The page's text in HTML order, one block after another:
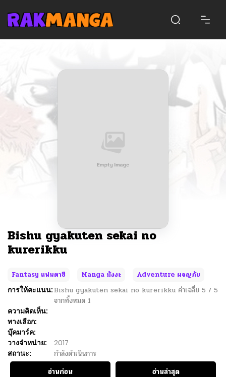
Bishu gyakuten sekai no
kurerikku
Fantasy แฟนตาซี Manga มังงะ
Adventure ผจญภัย
การให้คะแนน:Bishu gyakuten sekai no kurerikku ค่าเฉลี่ย 5 / 5
จากทั้งหมด 1
ความคิดเห็น:
ทางเลือก:
บุ๊คมาร์ค:
วางจำหน่าย:
2017
สถานะ:
กำลังดำเนินการ
อ่านก่อน
อ่านล่าสุด